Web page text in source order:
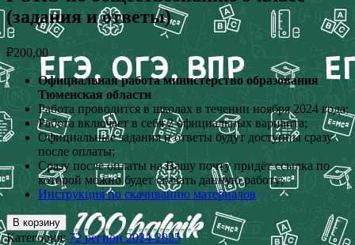
(задания и ответы)
₽200,00
Официальная работа министерство образования
Тюменская области
Работа проводится в школах в течении ноября 2024 года;
Работа включает в себя 2 официальных варианта;
Официальные задания и ответы будут доступны сразу
после оплаты;
Сразу после оплаты на Вашу почту придёт ссылка по
которой можно будет скачать данную работу;
Инструкция по скачиванию материалов
В корзину
Категория:72 регион 2024-2025